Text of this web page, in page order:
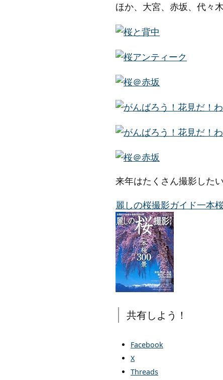
ほか、大宮、赤坂、代々木
来年はたくさん撮影したい
麗しの桜撮影ガイド一本
共有しよう！
Facebook
X
Threads